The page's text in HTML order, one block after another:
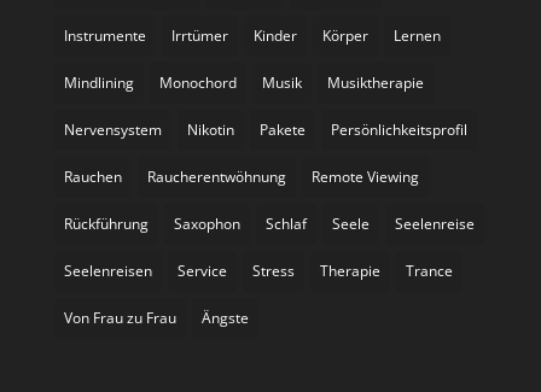
Instrumente Irrtümer Kinder Körper Lernen
Mindlining Monochord Musik Musiktherapie
Nervensystem Nikotin Pakete Persönlichkeitsprofil
Rauchen Raucherentwöhnung Remote Viewing
Rückführung Saxophon Schlaf Seele Seelenreise
Seelenreisen Service Stress Therapie Trance
Von Frau zu Frau Ängste